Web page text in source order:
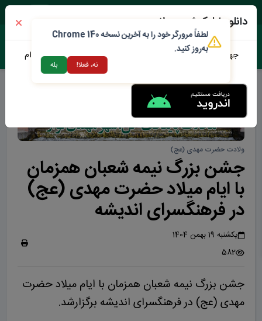
ولادت حضرت مهدی (عج)
جشن بزرگ نیمه شعبان همزمان
با ایام میلاد حضرت مهدی (عج)
در فرهنگسرای اندیشه
یکشنبه 19 بهمن 1404
582
جشن بزرگ نیمه شعبان همزمان با ایام میلاد حضرت
مهدی (عج) در فرهنگسرای اندیشه برگزارشد.
دانلود اپلیکیشن محلات من
جهت دانلود نرم افزار محلات من می توانید از طریق لینک زیر اقدام
لطفاً مرورگر خود را به آخرین نسخه Chrome 140
به‌روز کنید.
نه، فعلا! بله